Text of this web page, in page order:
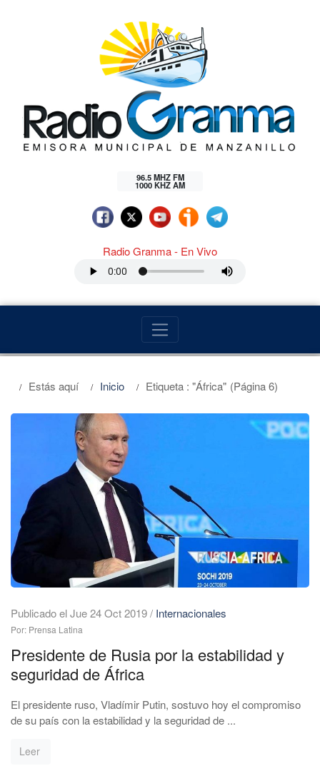
96.5 MHZ FM
1000 KHZ AM
Radio Granma - En Vivo
Estás aquí Inicio Etiqueta : "África" (Página 6)
Publicado el Jue 24 Oct 2019/ Internacionales
Por: Prensa Latina
Presidente de Rusia por la estabilidad y
seguridad de África
El presidente ruso, Vladímir Putin, sostuvo hoy el compromiso
de su país con la estabilidad y la seguridad de ...
Leer